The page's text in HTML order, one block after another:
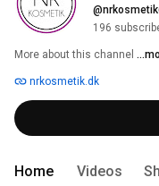
196
More about this channel
nrkosmetik.dk
Home Videos